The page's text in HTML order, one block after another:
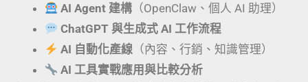
AI Agent 建構 （OpenClaw、個人 AI 助理）
ChatGPT 與生成式 AI 工作流程
AI 自動化產線 （內容、行銷、知識管理）
AI 工具實戰應用與比較分析